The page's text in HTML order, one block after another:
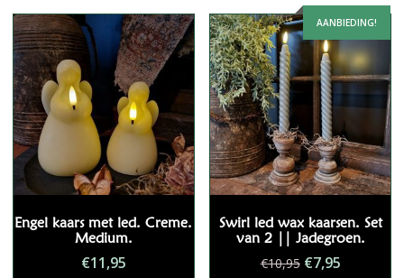
Engel kaars met led. Creme.
Medium.
€11,95
AANBIEDING!
Swirl led wax kaarsen. Set
van 2 || Jadegroen.
€10,95 €7,95Huidige